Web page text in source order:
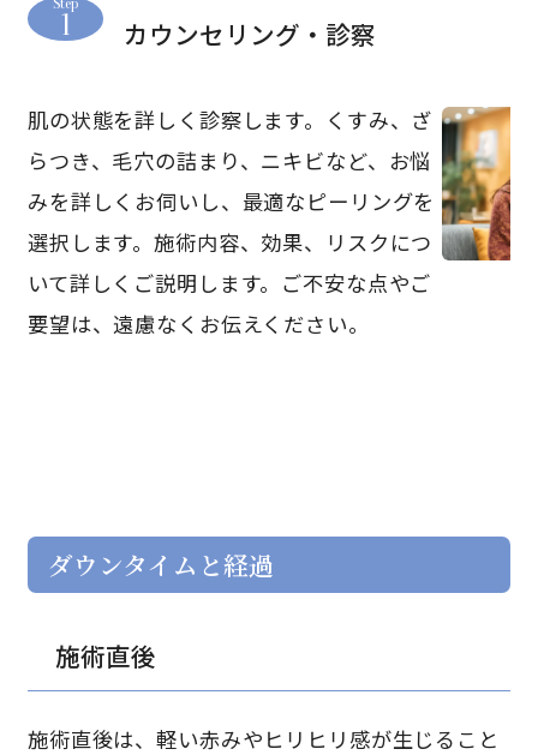
1 カウンセリング・診察
肌の状態を詳しく診察します。くすみ、ざ
らつき、毛穴の詰まり、ニキビなど、お悩
みを詳しくお伺いし、最適なピーリングを
選択します。施術内容、効果、リスクにつ
いて詳しくご説明します。ご不安な点やご
要望は、遠慮なくお伝えください。
ダウンタイムと経過
施術直後
施術直後は、軽い赤みやヒリヒリ感が生じること